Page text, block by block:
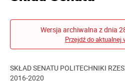
Wersja archiwalna z dnia
Przejdź do aktualnej
SKŁAD SENATU POLITECHNIKI
2016-2020